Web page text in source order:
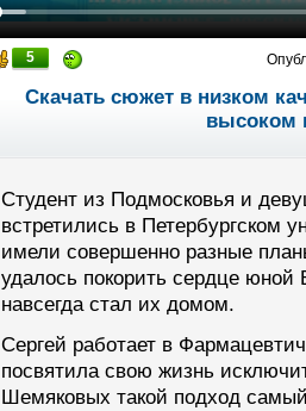
5
Скачать сюжет в низком
высоком
Студент из Подмосковья и
встретились в Петербургском
имели совершенно разные
удалось покорить сердце юной
навсегда стал их домом.
Сергей работает в
посвятила свою жизнь
Шемяковых такой подход